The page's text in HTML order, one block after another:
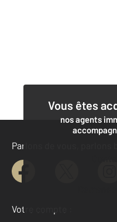
Vous êtes
nos agents
Parlons de vous, parlons
Votre compte :